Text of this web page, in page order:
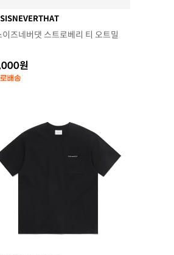
이즈네버댓 스트로베리 티 오트밀
원